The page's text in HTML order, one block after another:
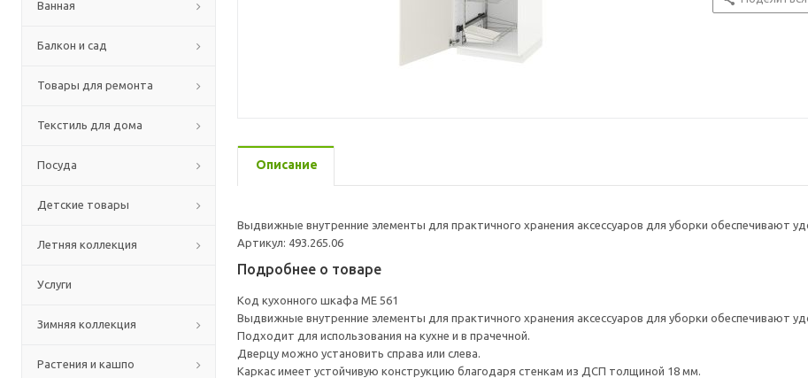
Ванная
Балкон и сад
Товары для ремонта
Текстиль для дома
Посуда
Детские товары
Летняя коллекция
Услуги
Зимняя коллекция
Растения и кашпо
Описание
Выдвижные внутренние элементы для практичного хранения аксессуаров для уборки обеспечивают
Артикул: 493.265.06
Подробнее о товаре
Код кухонного шкафа ME 561
Выдвижные внутренние элементы для практичного хранения аксессуаров для уборки обеспечивают
Подходит для использования на кухне и в прачечной.
Дверцу можно установить справа или слева.
Каркас имеет устойчивую конструкцию благодаря стенкам из ДСП толщиной 18 мм.